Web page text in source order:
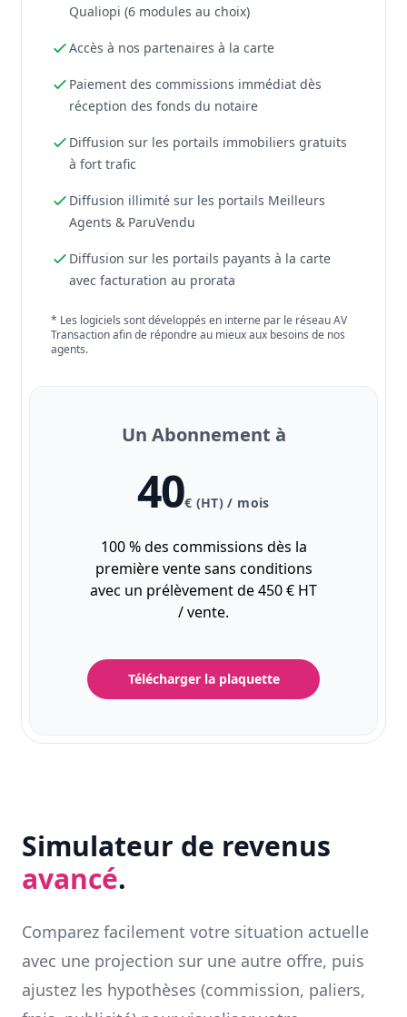
Qualiopi (6 modules au choix)
Accès à nos partenaires à la carte
Paiement des commissions immédiat dès
réception des fonds du notaire
Diffusion sur les portails immobiliers gratuits
à fort trafic
Diffusion illimité sur les portails Meilleurs
Agents & ParuVendu
Diffusion sur les portails payants à la carte
avec facturation au prorata
* Les logiciels sont développés en interne par le réseau AV
Transaction afin de répondre au mieux aux besoins de nos
agents.
Un Abonnement à
40€ (HT) / mois
100 % des commissions dès la
première vente sans conditions
avec un prélèvement de 450 € HT
/ vente.
Télécharger la plaquette
Simulateur de revenus
avancé.
Comparez facilement votre situation actuelle
avec une projection sur une autre offre, puis
ajustez les hypothèses (commission, paliers,